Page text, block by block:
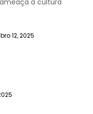
à cultura
12, 2025